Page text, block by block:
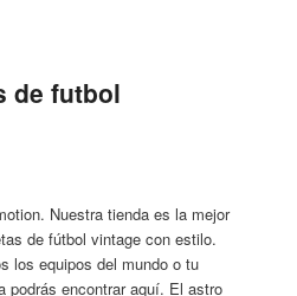
de futbol
Nuestra tienda es la mejor
de fútbol vintage con estilo.
los equipos del mundo o tu
podrás encontrar aquí. El astro